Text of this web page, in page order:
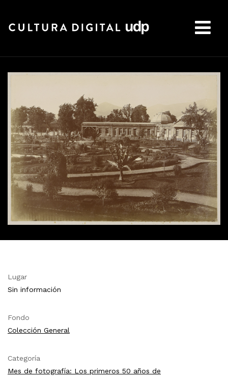
Lugar
Sin información
Fondo
Colección General
Categoría
Mes de fotografía: Los primeros 50 años de